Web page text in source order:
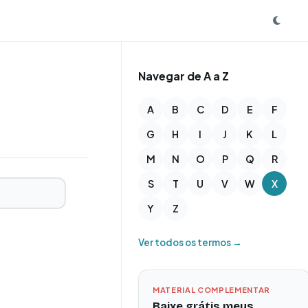
Navegar de A a Z
A B C D E
F
G
H I J K
L
M
N O P Q
R
S
T U V W
X
Y
Z
Ver todos os termos →
MATERIAL COMPLEMENTAR